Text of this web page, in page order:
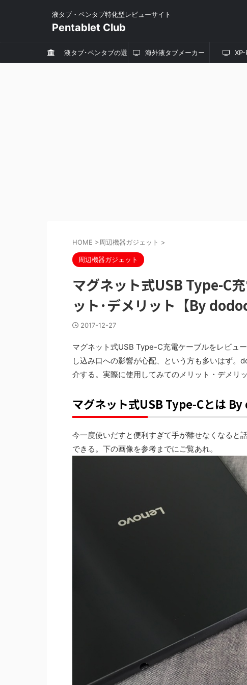
液タブ・ペンタブ特化型レビューサイト
Pentablet Club
液タブ･ペンタブの選 海外液タブメーカー XP-
HOME >周辺機器ガジェット >
周辺機器ガジェット
マグネット式USB Type-C
ット･デメリット【By
2017-12-27
マグネット式USB Type-C充電ケーブルをレビュ
し込み口への影響が心配、という方も多いはず
介する。実際に使用してみてのメリット・デメリ
マグネット式USB Type-Cとは
今一度使いだすと便利すぎて手が離せなくなると
できる。下の画像を参考までにご覧あれ。